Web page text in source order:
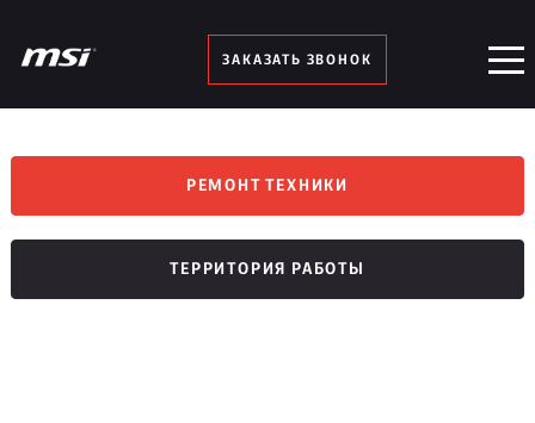
ЗАКАЗАТЬ ЗВОНОК
РЕМОНТ ТЕХНИКИ
ТЕРРИТОРИЯ РАБОТЫ